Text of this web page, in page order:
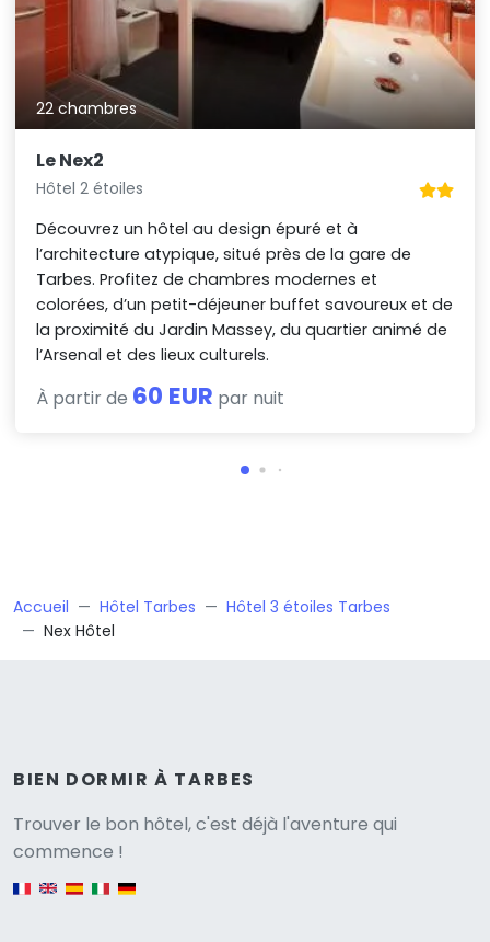
22 chambres
Le Nex2
Hôtel 2 étoiles
Découvrez un hôtel au design épuré et à
l’architecture atypique, situé près de la gare de
Tarbes. Profitez de chambres modernes et
colorées, d’un petit-déjeuner buffet savoureux et de
la proximité du Jardin Massey, du quartier animé de
l’Arsenal et des lieux culturels.
À partir de 60 EUR par nuit
Accueil Hôtel Tarbes
Hôtel 3 étoiles Tarbes
Nex Hôtel
BIEN DORMIR À TARBES
Trouver le bon hôtel, c'est déjà l'aventure qui
commence !
English version